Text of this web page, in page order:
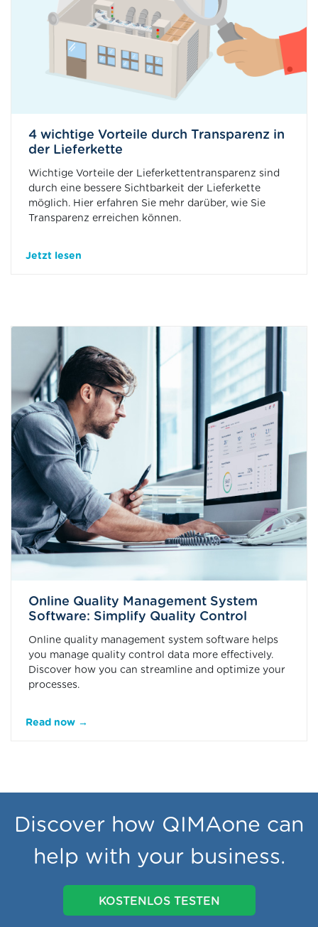
4 wichtige Vorteile durch Transparenz in
der Lieferkette
Wichtige Vorteile der Lieferkettentransparenz sind
durch eine bessere Sichtbarkeit der Lieferkette
möglich. Hier erfahren Sie mehr darüber, wie Sie
Transparenz erreichen können.
Jetzt lesen
Online Quality Management System
Software: Simplify Quality Control
Online quality management system software helps
you manage quality control data more effectively.
Discover how you can streamline and optimize your
processes.
Read now →
Discover how QIMAone can
help with your business.
KOSTENLOS TESTEN